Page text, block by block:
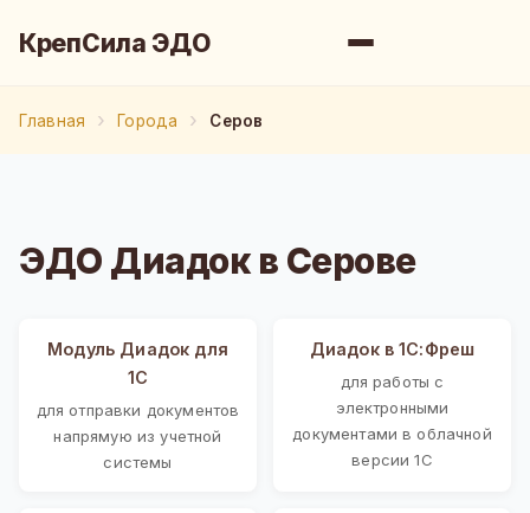
КрепСила ЭДО
Главная Города Серов
ЭДО Диадок в Серове
Модуль Диадок для
1С
для отправки документов
напрямую из учетной
системы
Диадок в 1С:Фреш
для работы с
электронными
документами в облачной
версии 1С